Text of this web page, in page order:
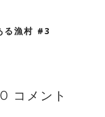
る漁村 #3
0 コメント